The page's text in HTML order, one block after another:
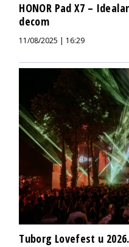
HONOR Pad X7 –
decom
11/08/2025 | 16:29
Tuborg Lovefest u